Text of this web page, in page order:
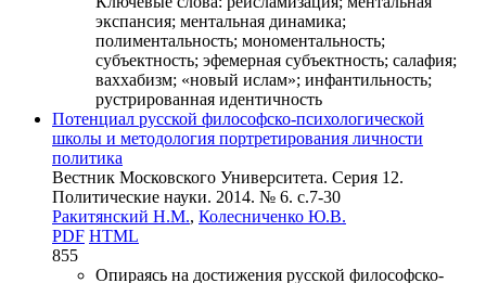
экспансия; ментальная динамика;
полиментальность; мономентальность;
субъектность; эфемерная субъектность; салафия;
ваххабизм; «новый ислам»; инфантильность;
рустрированная идентичность
Потенциал русской философско-психологической
школы и методология портретирования личности
политика
Вестник Московского Университета. Серия 12.
Политические науки. 2014. № 6. c.7-30
Ракитянский Н.М., Колесниченко Ю.В.
PDF HTML
855
Опираясь на достижения русской философско-